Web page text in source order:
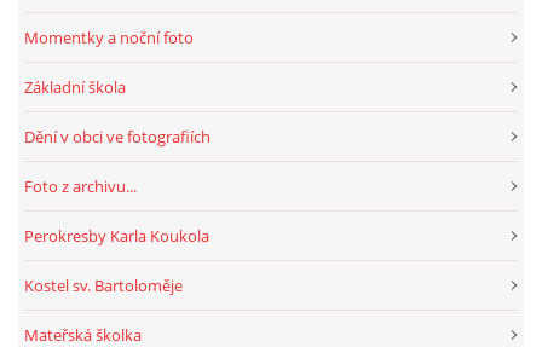
Momentky a noční foto
Základní škola
Dění v obci ve fotografiích
Foto z archivu...
Perokresby Karla Koukola
Kostel sv. Bartoloměje
Mateřská školka